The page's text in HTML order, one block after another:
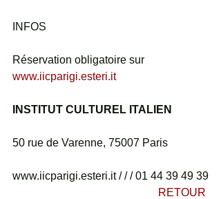
INFOS
Réservation obligatoire sur
www.iicparigi.esteri.it
INSTITUT CULTUREL ITALIEN
50 rue de Varenne, 75007 Paris
www.iicparigi.esteri.it / / / 01 44 39 49 39
RETOUR